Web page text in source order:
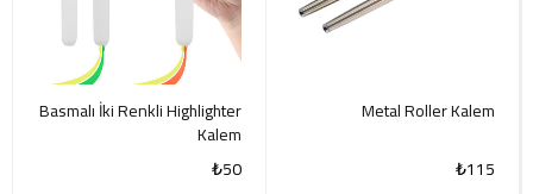
Metal Roller Kalem
₺115
Basmalı İki Renkli Highlighter
Kalem
₺50